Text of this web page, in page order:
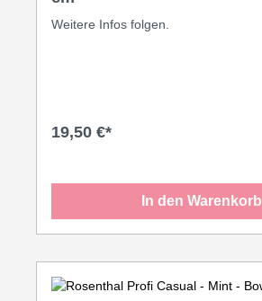
Weitere Infos folgen.
19,50 €*
In den Warenkorb